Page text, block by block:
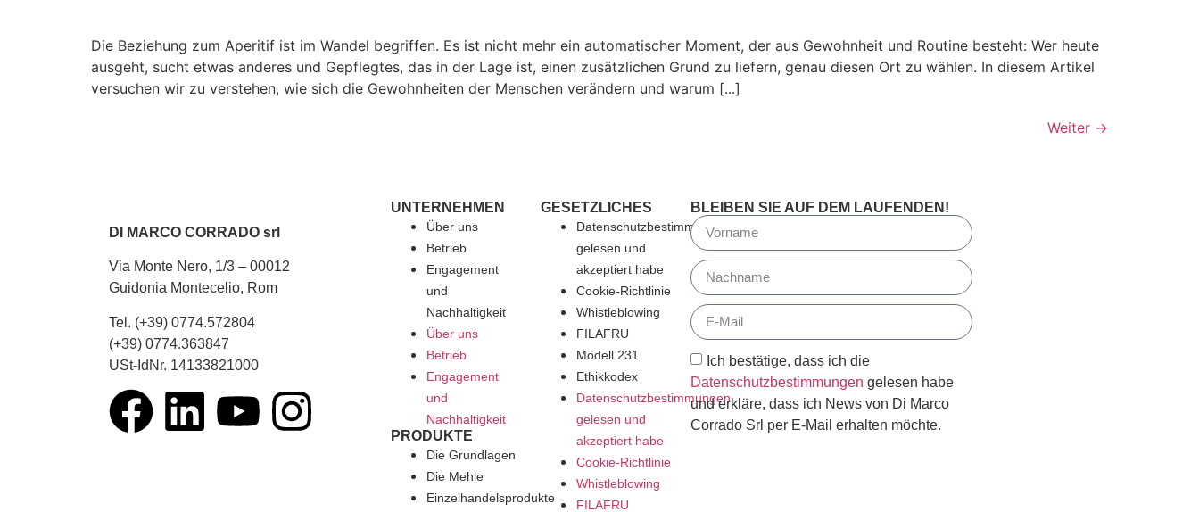
Die Beziehung zum Aperitif ist im Wandel begriffen. Es ist nicht mehr ein automatischer Moment, der aus Gewohnheit und Routine besteht: Wer heute
ausgeht, sucht etwas anderes und Gepflegtes, das in der Lage ist, einen zusätzlichen Grund zu liefern, genau diesen Ort zu wählen. In diesem Artikel
versuchen wir zu verstehen, wie sich die Gewohnheiten der Menschen verändern und warum [...]
Weiter →
DI MARCO CORRADO srl
Via Monte Nero, 1/3 – 00012
Guidonia Montecelio, Rom
Tel. (+39) 0774.572804
(+39) 0774.363847
USt-IdNr. 14133821000
UNTERNEHMEN
Über uns
Betrieb
Engagement
und
Nachhaltigkeit
Über uns
Betrieb
Engagement
und
Nachhaltigkeit
PRODUKTE
Die Grundlagen
Die Mehle
Einzelhandelsprodukte
GESETZLICHES
Datenschutzbestimmungen
gelesen und
akzeptiert habe
Cookie-Richtlinie
Whistleblowing
FILAFRU
Modell 231
Ethikkodex
Datenschutzbestimmungen
gelesen und
akzeptiert habe
Cookie-Richtlinie
Whistleblowing
FILAFRU
BLEIBEN SIE AUF DEM LAUFENDEN!
Ich bestätige, dass ich die
Datenschutzbestimmungen gelesen habe
und erkläre, dass ich News von Di Marco
Corrado Srl per E-Mail erhalten möchte.